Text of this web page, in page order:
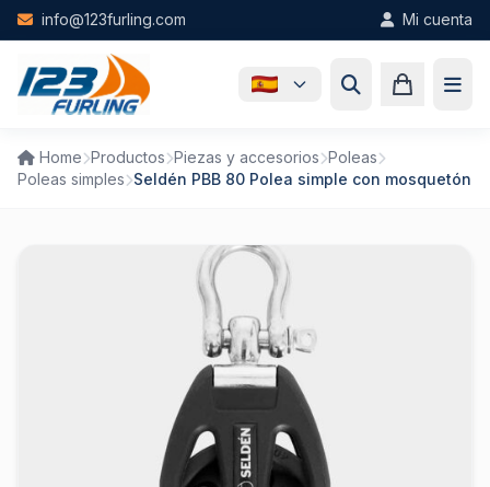
Skip to main content
info@123furling.com Mi cuenta
Home Productos Piezas y accesorios Poleas
Poleas simples Seldén PBB 80 Polea simple con mosquetón